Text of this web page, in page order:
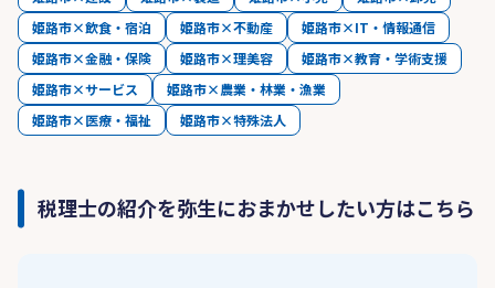
姫路市×飲食・宿泊
姫路市×不動産
姫路市×IT・情報通信
姫路市×金融・保険
姫路市×理美容
姫路市×教育・学術支援
姫路市×サービス
姫路市×農業・林業・漁業
姫路市×医療・福祉
姫路市×特殊法人
税理士の紹介を弥生におまかせしたい方はこちら